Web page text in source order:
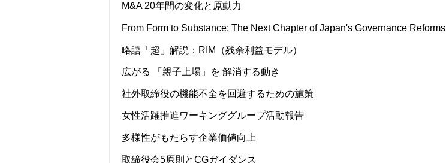
M&A 20年間の変化と原動力
From Form to Substance: The Next Chapter of Japan's Governance Reforms
略語「超」解説：RIM（残余利益モデル）
広がる 「親子上場」を 解消する動き
社外取締役の機能不全を回避するための施策
女性活躍推進ワーキンググループ活動報告
多様性がもたらす企業価値向上
取締役会5原則とCGガイダンス